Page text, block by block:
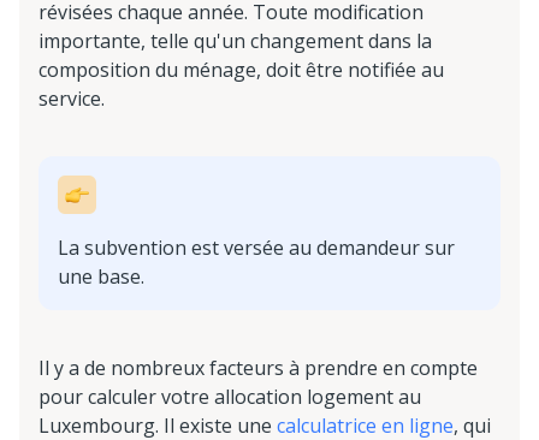
révisées chaque année. Toute modification
importante, telle qu'un changement dans la
composition du ménage, doit être notifiée au
service.
La subvention est versée au demandeur sur
une base.
Il y a de nombreux facteurs à prendre en compte
pour calculer votre allocation logement au
Luxembourg. Il existe une calculatrice en ligne, qui